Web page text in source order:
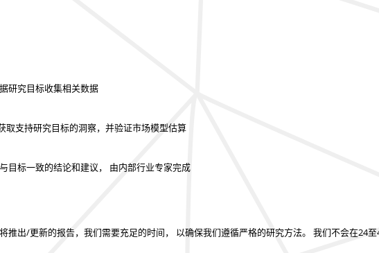
研究目标收集相关数据
取支持研究目标的洞察，并验证市场模型估算
目标一致的结论和建议， 由内部行业专家完成
推出/更新的报告，我们需要充足的时间， 以确保我们遵循严格的研究方法。 我们不会在24